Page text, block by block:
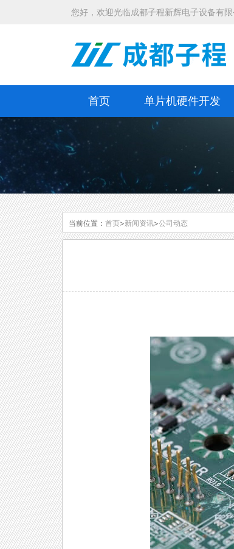
您好，欢迎光临成都子程新辉电子设备有限
首页 单片机硬件开发
当前位置： 首页>新闻资讯>公司动态